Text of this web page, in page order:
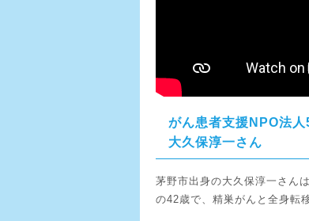
がん患者支援NPO法
大久保淳一さん
茅野市出身の大久保淳一さん
の42歳で、精巣がんと全身転